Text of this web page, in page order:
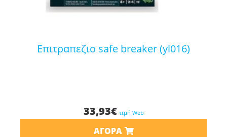
επιτραπεζιο safe breaker (yl016)
33,93€ τιμή Web
ΑΓΟΡΆ